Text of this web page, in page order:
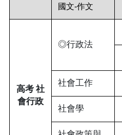
國文-作文
高考 社
會行政
◎行政法
社會工作
社會學